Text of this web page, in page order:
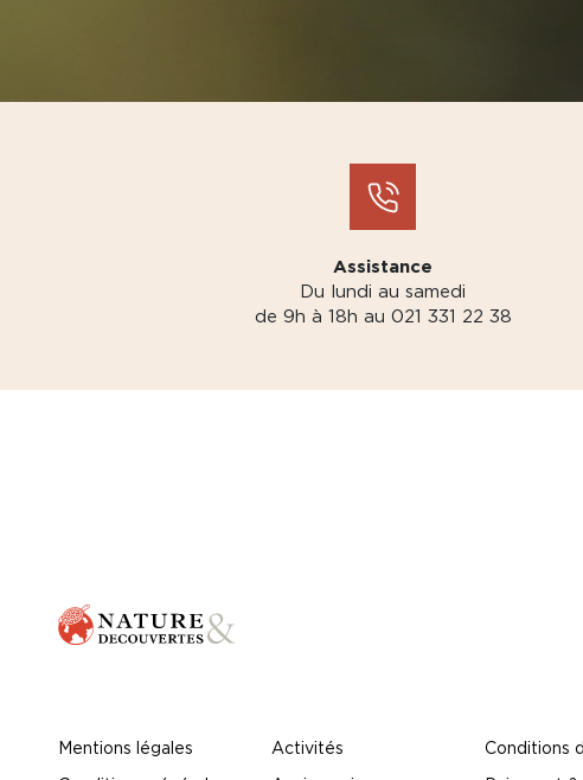
Assistance
Du lundi au samedi
de 9h à 18h au 021 331 22 38
Mentions légales Activités Conditions